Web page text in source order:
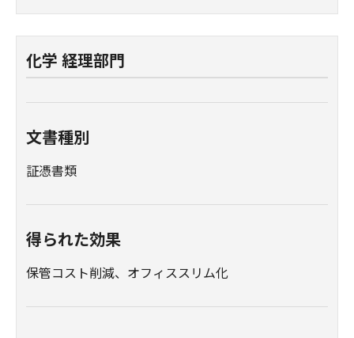
化学 経理部門
文書種別
証憑書類
得られた効果
保管コスト削減、オフィススリム化